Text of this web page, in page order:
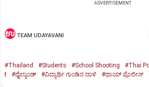
ADVERTISEMENT
TEAM UDAYAVANI
#Thailand #Students #School Shooting #Thai
t
#ಥೈಲ್ಯಾಂಡ್‌ #ವಿದ್ಯಾರ್ಥಿ ಗುಂಡಿನ ದಾಳಿ #ಥಾಯ್‌ ಪೊಲೀಸ್‌